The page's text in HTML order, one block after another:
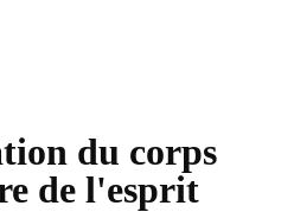
du corps
de l'esprit